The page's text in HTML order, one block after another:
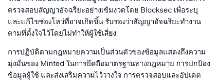
ตรวจสอบสัญญาอัจฉริยะอย่างเข้มงวดโดย Blocksec เพื่อระบุ
และแก้ไขช่องโหว่ที่อาจเกิดขึ้น รับรองว่าสัญญาอัจฉริยะทำงาน
ตามที่ตั้งใจไว้โดยไม่ทำให้ผู้ใช้เสี่ยง
การปฏิบัติตามกฎหมายความเป็นส่วนตัวของข้อมูลแสดงถึงความ
มุ่งมั่นของ Minted ในการยึดถือมาตรฐานทางกฎหมาย การปกป้อง
ข้อมูลผู้ใช้ และส่งเสริมความไว้วางใจ การตรวจสอบและอัปเดต